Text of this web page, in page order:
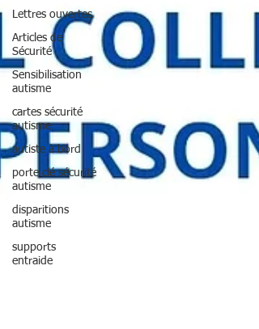
Lettres ouvertes
Articles de
Sécurité
Sensibilisation
autisme
cartes sécurité
autisme
autiste à bord
porte clé sécurité
autisme
disparitions
autisme
supports
entraide